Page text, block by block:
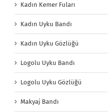
Kadın Kemer Fuları
Kadın Uyku Bandı
Kadın Uyku Gözlüğü
Logolu Uyku Bandı
Logolu Uyku Gözlüğü
Makyaj Bandı